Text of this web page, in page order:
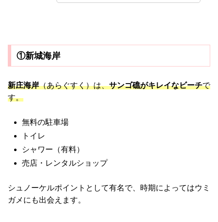
①新城海岸
新庄海岸（あらぐすく）は、サンゴ礁がキレイなビーチで
す。
無料の駐車場
トイレ
シャワー（有料）
売店・レンタルショップ
シュノーケルポイントとして有名で、時期によってはウミ
ガメにも出会えます。